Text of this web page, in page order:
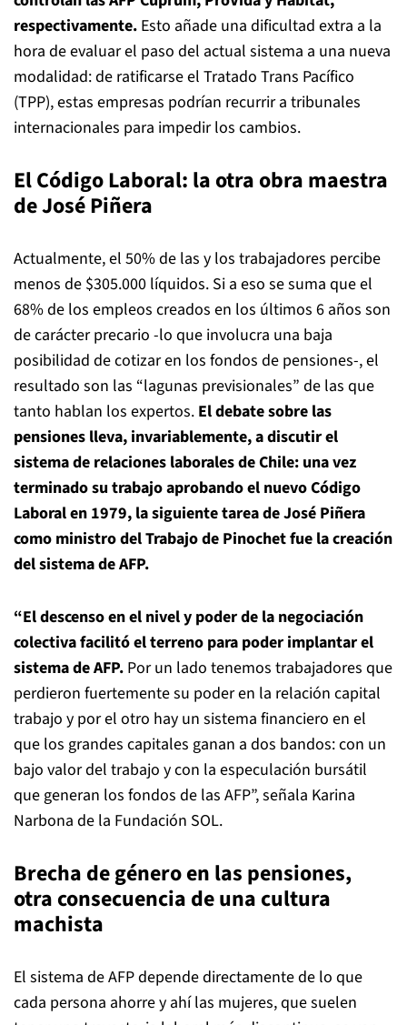
respectivamente. Esto añade una dificultad extra a la
hora de evaluar el paso del actual sistema a una nueva
modalidad: de ratificarse el Tratado Trans Pacífico
(TPP), estas empresas podrían recurrir a tribunales
internacionales para impedir los cambios.
El Código Laboral: la otra obra maestra
de José Piñera
Actualmente, el 50% de las y los trabajadores percibe
menos de $305.000 líquidos. Si a eso se suma que el
68% de los empleos creados en los últimos 6 años son
de carácter precario -lo que involucra una baja
posibilidad de cotizar en los fondos de pensiones-, el
resultado son las “lagunas previsionales” de las que
tanto hablan los expertos. El debate sobre las
pensiones lleva, invariablemente, a discutir el
sistema de relaciones laborales de Chile: una vez
terminado su trabajo aprobando el nuevo Código
Laboral en 1979, la siguiente tarea de José Piñera
como ministro del Trabajo de Pinochet fue la creación
del sistema de AFP.
“El descenso en el nivel y poder de la negociación
colectiva facilitó el terreno para poder implantar el
sistema de AFP. Por un lado tenemos trabajadores que
perdieron fuertemente su poder en la relación capital
trabajo y por el otro hay un sistema financiero en el
que los grandes capitales ganan a dos bandos: con un
bajo valor del trabajo y con la especulación bursátil
que generan los fondos de las AFP”, señala Karina
Narbona de la Fundación SOL.
Brecha de género en las pensiones,
otra consecuencia de una cultura
machista
El sistema de AFP depende directamente de lo que
cada persona ahorre y ahí las mujeres, que suelen